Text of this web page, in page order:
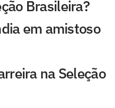
Brasileira?
em amistoso
na Seleção